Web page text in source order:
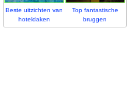
Beste uitzichten van
hoteldaken
Top fantastische
bruggen